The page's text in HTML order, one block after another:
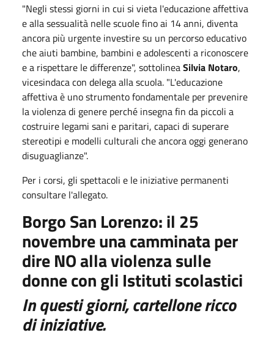
"Negli stessi giorni in cui si vieta l'educazione affettiva
e alla sessualità nelle scuole fino ai 14 anni, diventa
ancora più urgente investire su un percorso educativo
che aiuti bambine, bambini e adolescenti a riconoscere
e a rispettare le differenze", sottolineaSilvia Notaro,
vicesindaca con delega alla scuola. "L'educazione
affettiva è uno strumento fondamentale per prevenire
la violenza di genere perché insegna fin da piccoli a
costruire legami sani e paritari, capaci di superare
stereotipi e modelli culturali che ancora oggi generano
disuguaglianze".
Per i corsi, gli spettacoli e le iniziative permanenti
consultare l'allegato.
Borgo San Lorenzo: il 25
novembre una camminata per
dire NO alla violenza sulle
donne con gli Istituti scolastici
In questi giorni, cartellone ricco
di iniziative.